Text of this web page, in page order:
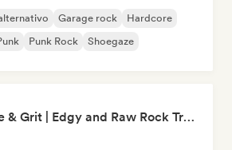
Garage rock
Hardcore
Punk Rock Shoegaze
Grunge & Grit | Edgy and Raw Rock Tracks